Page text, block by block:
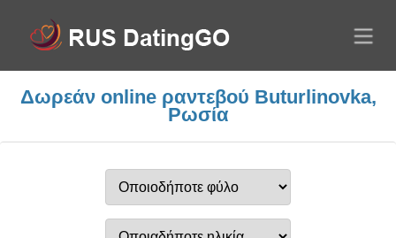
Δωρεάν online ραντεβού Buturlinovka,
Ρωσία